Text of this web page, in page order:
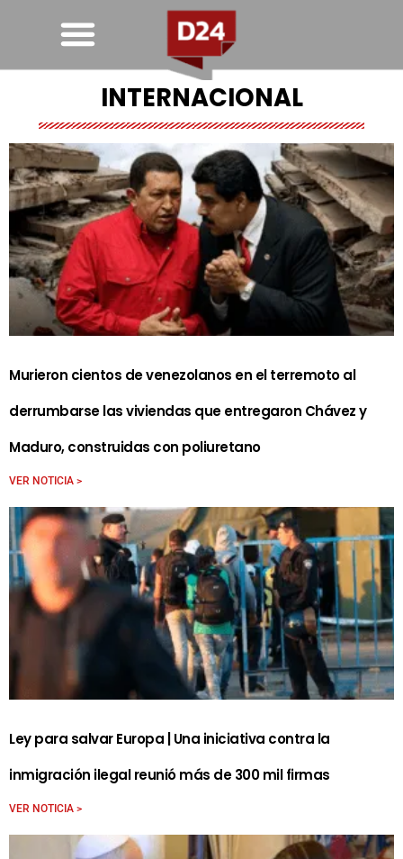
INTERNACIONAL
Murieron cientos de venezolanos en el terremoto al
derrumbarse las viviendas que entregaron Chávez y
Maduro, construidas con poliuretano
VER NOTICIA >
Ley para salvar Europa | Una iniciativa contra la
inmigración ilegal reunió más de 300 mil firmas
VER NOTICIA >